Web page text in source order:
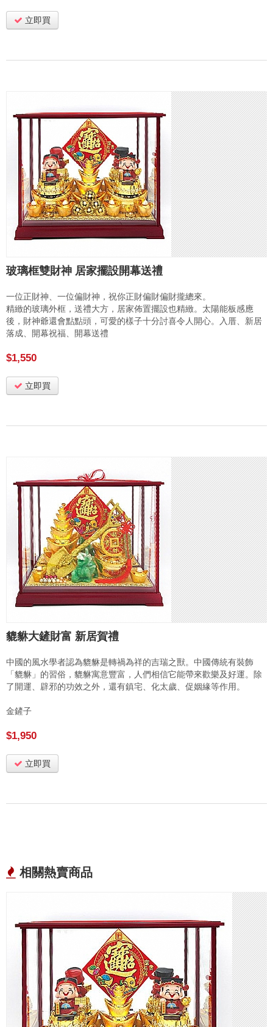
立即買
玻璃框雙財神 居家擺設開幕送禮
一位正財神、一位偏財神，祝你正財偏財偏財攏總來。
精緻的玻璃外框，送禮大方，居家佈置擺設也精緻。太陽能板感應
後，財神爺還會點點頭，可愛的樣子十分討喜令人開心。入厝、新居
落成、開幕祝福、開幕送禮
$1,550
立即買
貔貅大鏟財富 新居賀禮
中國的風水學者認為貔貅是轉禍為祥的吉瑞之獸。中國傳統有裝飾
「貔貅」的習俗，貔貅寓意豐富，人們相信它能帶來歡樂及好運。除
了開運、辟邪的功效之外，還有鎮宅、化太歲、促姻緣等作用。
金鏟子
$1,950
立即買
相關熱賣商品